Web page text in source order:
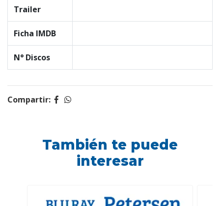
Trailer
Ficha IMDB
N° Discos
Compartir:
También te puede
interesar